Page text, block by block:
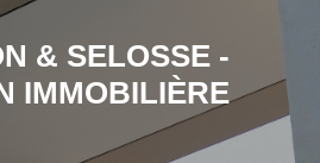
& SELOSSE -
IMMOBILIÈRE